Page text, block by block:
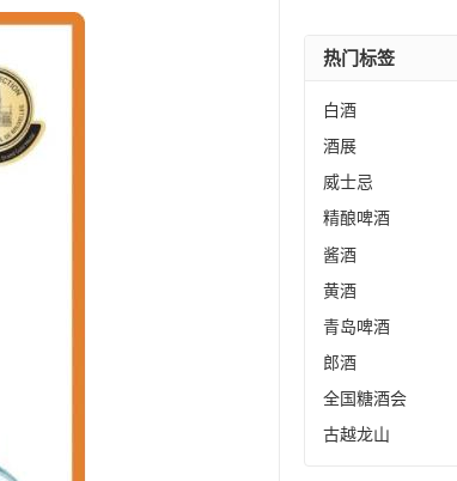
热门标签
白酒
酒展
威士忌
精酿啤酒
酱酒
黄酒
青岛啤酒
郎酒
全国糖酒会
古越龙山